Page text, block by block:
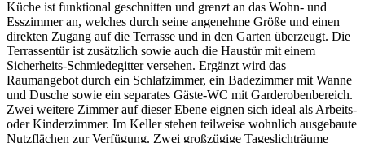
Küche ist funktional geschnitten und grenzt an das Wohn- und
Esszimmer an, welches durch seine angenehme Größe und einen
direkten Zugang auf die Terrasse und in den Garten überzeugt. Die
Terrassentür ist zusätzlich sowie auch die Haustür mit einem
Sicherheits-Schmiedegitter versehen. Ergänzt wird das
Raumangebot durch ein Schlafzimmer, ein Badezimmer mit Wanne
und Dusche sowie ein separates Gäste-WC mit Garderobenbereich.
Zwei weitere Zimmer auf dieser Ebene eignen sich ideal als Arbeits-
oder Kinderzimmer. Im Keller stehen teilweise wohnlich ausgebaute
Nutzflächen zur Verfügung. Zwei großzügige Tageslichträume